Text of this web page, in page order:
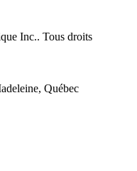
Inc.. Tous droits
Québec